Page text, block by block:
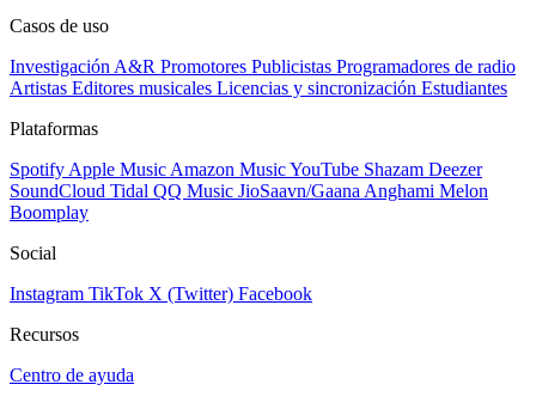
Casos de uso
Investigación A&R Promotores Publicistas Programadores de radio
Artistas Editores musicales Licencias y sincronización Estudiantes
Plataformas
Spotify Apple Music Amazon MusicYouTube Shazam Deezer
SoundCloud Tidal QQ Music JioSaavn/Gaana Anghami Melon
Boomplay
Social
Instagram TikTok X (Twitter) Facebook
Recursos
Centro de ayuda